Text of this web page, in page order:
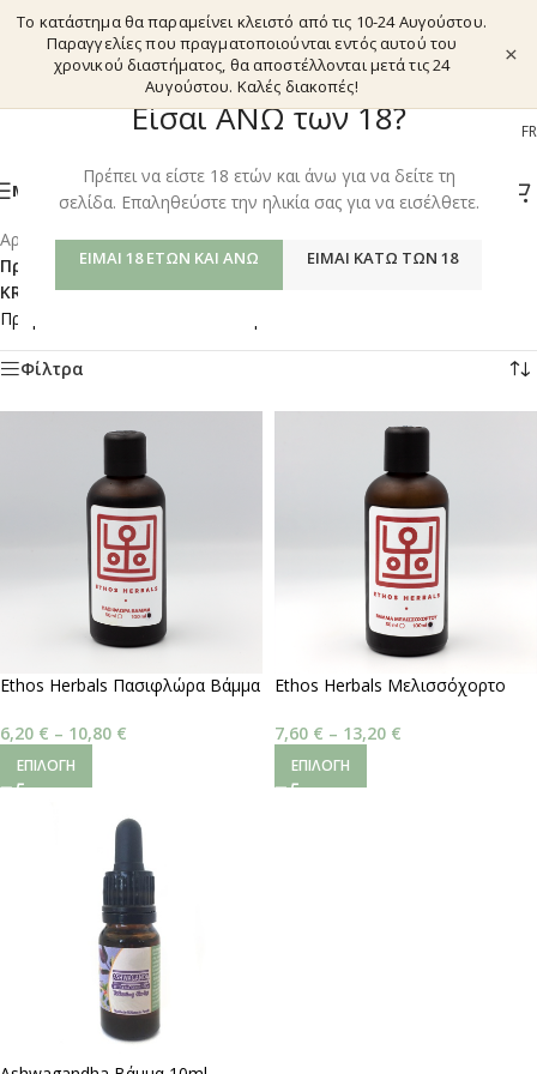
Είσαι ΑΝΩ των 18?
Πρέπει να είστε 18 ετών και άνω για να δείτε τη
σελίδα. Επαληθεύστε την ηλικία σας για να εισέλθετε.
ΕΊΜΑΙ 18 ΕΤΏΝ ΚΑΙ ΆΝΩ ΕΊΜΑΙ ΚΆΤΩ ΤΩΝ 18
Το κατάστημα θα παραμείνει κλειστό από τις 10-24 Αυγούστου.
Παραγγελίες που πραγματοποιούνται εντός αυτού του
χρονικού διαστήματος, θα αποστέλλονται μετά τις 24
Αυγούστου. Καλές διακοπές!
×
EL FR
ΜΕΝΟΎ
Αρχική σελίδα/Shop/
Προϊόντα με ετικέτα “HERBAL TINCTURES SYNERGIES –
KRATOM POTENTIATORS”
Προβάλλονται όλα - 3 αποτελέσματα
Φίλτρα
Ethos Herbals Πασιφλώρα Βάμμα
6,20 € – 10,80 €
ΕΠΙΛΟΓΉ
Ethos Herbals Μελισσόχορτο
7,60 € – 13,20 €
ΕΠΙΛΟΓΉ